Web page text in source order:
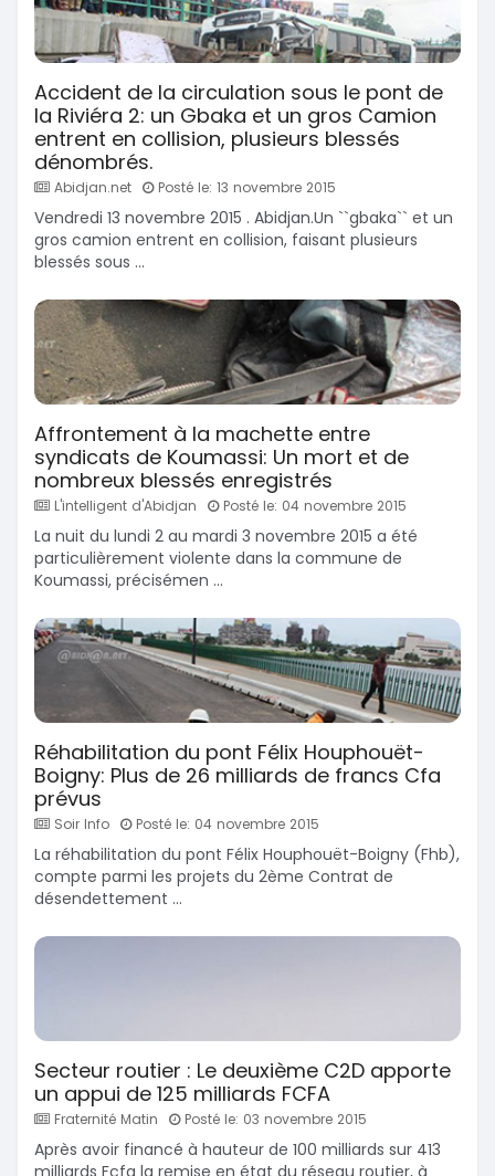
Accident de la circulation sous le pont de
la Riviéra 2: un Gbaka et un gros Camion
entrent en collision, plusieurs blessés
dénombrés.
Abidjan.net Posté le: 13 novembre 2015
Vendredi 13 novembre 2015 . Abidjan.Un ``gbaka`` et un
gros camion entrent en collision, faisant plusieurs
blessés sous ...
Affrontement à la machette entre
syndicats de Koumassi: Un mort et de
nombreux blessés enregistrés
L'intelligent d'Abidjan Posté le: 04 novembre 2015
La nuit du lundi 2 au mardi 3 novembre 2015 a été
particulièrement violente dans la commune de
Koumassi, précisémen ...
Réhabilitation du pont Félix Houphouët-
Boigny: Plus de 26 milliards de francs Cfa
prévus
Soir Info Posté le: 04 novembre 2015
La réhabilitation du pont Félix Houphouët-Boigny (Fhb),
compte parmi les projets du 2ème Contrat de
désendettement ...
Secteur routier : Le deuxième C2D apporte
un appui de 125 milliards FCFA
Fraternité Matin Posté le: 03 novembre 2015
Après avoir financé à hauteur de 100 milliards sur 413
milliards Fcfa la remise en état du réseau routier, à